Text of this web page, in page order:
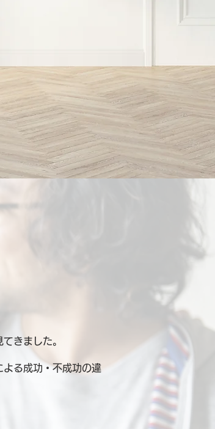
きました。
る成功・不成功の違